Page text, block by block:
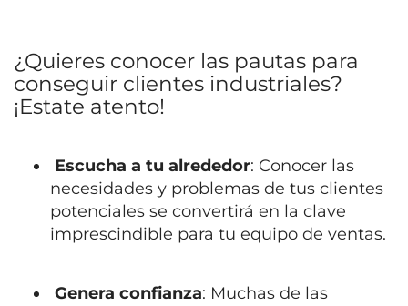
¿Quieres conocer las pautas para
conseguir clientes industriales?
¡Estate atento!
Escucha a tu alrededor: Conocer las
necesidades y problemas de tus clientes
potenciales se convertirá en la clave
imprescindible para tu equipo de ventas.
Genera confianza: Muchas de las